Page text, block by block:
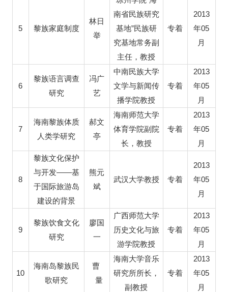
5 黎族家庭制度
林日
举
南省民族研究
基地”民族研
究基地常务副
主任，教授
专着
2013
年05
月
6
黎族语言调查
研究
冯广
艺
中南民族大学
文学与新闻传
播学院教授
专着
2013
年05
月
7
海南黎族体质
人类学研究
郝文
亭
海南师范大学
体育学院副院
长，教授
专着
2013
年05
月
8
黎族文化保护
与开发——基
于国际旅游岛
建设的背景
熊元
斌
武汉大学教授 专着
2013
年05
月
9
黎族饮食文化
研究
廖国
一
广西师范大学
历史文化与旅
游学院教授
专着
2013
年05
月
10
海南岛黎族民
歌研究
曹
量
海南大学音乐
研究所所长，
副教授
专着
2013
年05
月